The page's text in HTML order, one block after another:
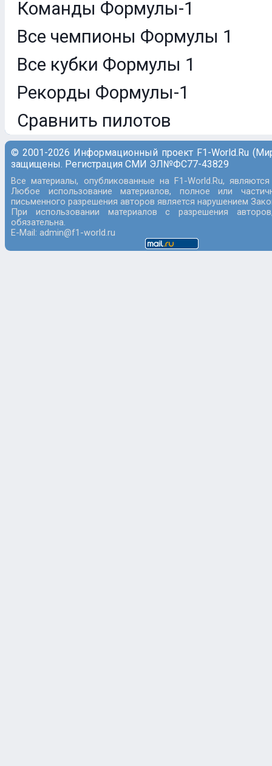
Команды Формулы-1
Все чемпионы Формулы 1
Все кубки Формулы 1
Рекорды Формулы-1
Сравнить пилотов
© 2001-2026 Информационный проект F1-World.Ru
защищены. Регистрация СМИ ЭЛ№ФС77-43829
Все материалы, опубликованные на F1-World.Ru,
Любое использование материалов, полное или
письменного разрешения авторов является нарушением
При использовании материалов с разрешения
обязательна.
E-Mail: admin@f1-world.ru